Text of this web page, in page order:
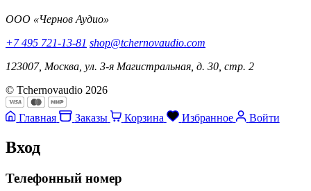
ООО «Чернов Аудио»
+7 495 721-13-81 shop@tchernovaudio.com
123007, Москва, ул. 3-я Магистральная, д. 30, стр. 2
© Tchernovaudio 2026
Главная Заказы Корзина Избранное Войти
Вход
Телефонный номер